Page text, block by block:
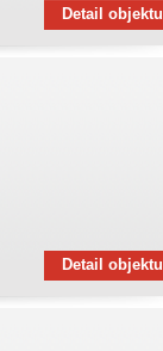
Detail objektu
Detail objektu